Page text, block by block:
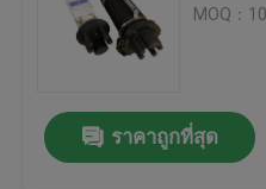
MOQ：
ราคาถูกที่สุด